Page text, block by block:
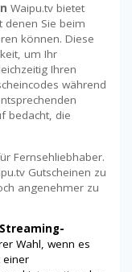
Waipu.tv bietet
denen Sie beim
können. Diese
um Ihr
Ihren
während
bedacht, die
Fernsehliebhaber.
Gutscheinen zu
angenehmer zu
Wahl, wenn es
einer